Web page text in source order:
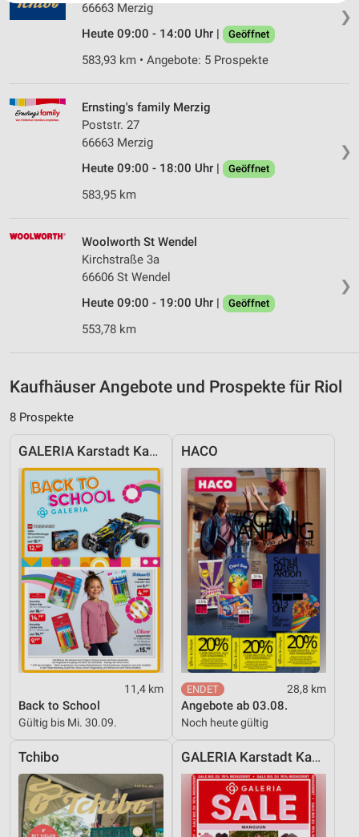
❯
66663 Merzig
Heute 09:00 - 14:00 Uhr |
Geöffnet
583,93 km • Angebote: 5 Prospekte
❯
Ernsting's family Merzig
Poststr. 27
66663 Merzig
Heute 09:00 - 18:00 Uhr |
Geöffnet
583,95 km
❯
Woolworth St Wendel
Kirchstraße 3a
66606 St Wendel
Heute 09:00 - 19:00 Uhr |
Geöffnet
553,78 km
Kaufhäuser Angebote und Prospekte für Riol
8 Prospekte
GALERIA Karstadt Kaufhof
11,4 km
Back to School
Gültig bis Mi. 30.09.
HACO
28,8 km
Angebote ab 03.08.
Noch heute gültig
Tchibo GALERIA Karstadt Kaufhof
Website/App.
Partnerliste anzeigen (1 IAB-Anbieter)
IAB-Verarbeitungszwecke:
auf einem Endgerät
Verwendung reduzierter Daten zur Auswahl von
Verwendung von Profilen zur Auswahl
personalisierter Werbung
Erstellung von Profilen zur Personalisierung
Verwendung von Profilen zur Auswahl
personalisierter Inhalte
Kombinationen von Daten aus verschiedenen
Entwicklung und Verbesserung der Angebote
Verwendung reduzierter Daten zur Auswahl von
Inhalten
IAB-Besonderheiten:
Verwendung genauer Standortdaten
Geräte anhand von aktiv angeforderten
Informationen identifizieren
Nicht-IAB-Verarbeitungszwecke:
Performance
Funktional
Werbung